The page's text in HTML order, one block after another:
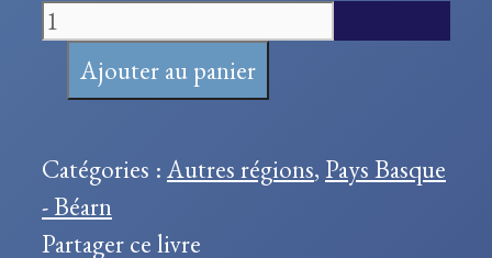
quantité
Histoire
et
anecdotique
des
Ajouter au panier
Catégories : Autres régions, Pays Basque
- Béarn
Partager ce livre